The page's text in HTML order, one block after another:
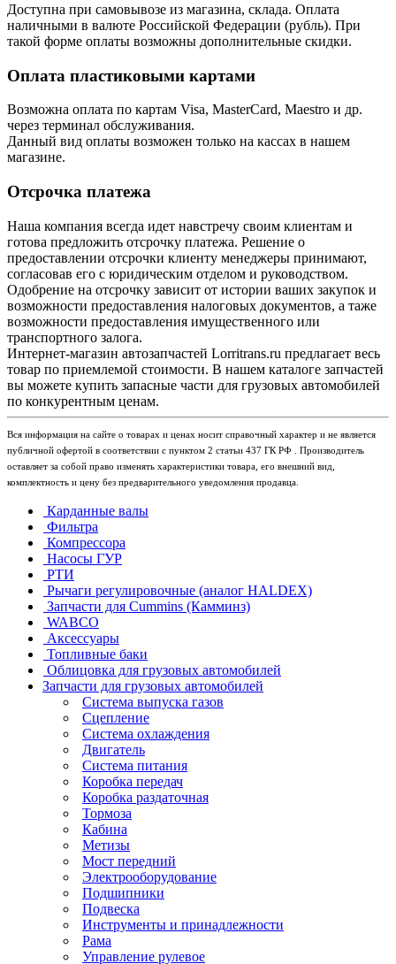
Доступна при самовывозе из магазина, склада. Оплата
наличными в валюте Российской Федерации (рубль). При
такой форме оплаты возможны дополнительные скидки.
Оплата пластиковыми картами
Возможна оплата по картам Visa, MasterCard, Maestro и др.
через терминал обслуживания.
Данный вид оплаты возможен только на кассах в нашем
магазине.
Отсрочка платежа
Наша компания всегда идет навстречу своим клиентам и
готова предложить отсрочку платежа. Решение о
предоставлении отсрочки клиенту менеджеры принимают,
согласовав его с юридическим отделом и руководством.
Одобрение на отсрочку зависит от истории ваших закупок и
возможности предоставления налоговых документов, а таже
возможности предоставления имущественного или
транспортного залога.
Интернет-магазин автозапчастей Lorritrans.ru предлагает весь
товар по приемлемой стоимости. В нашем каталоге запчастей
вы можете купить запасные части для грузовых автомобилей
по конкурентным ценам.
Вся информация на сайте о товарах и ценах носит справочный характер и не является
публичной офертой в соответствии с пунктом 2 статьи 437 ГК РФ . Производитель
оставляет за собой право изменять характеристики товара, его внешний вид,
комплектность и цену без предварительного уведомления продавца.
Карданные валы
Фильтра
Компрессора
Насосы ГУР
РТИ
Рычаги регулировочные (аналог HALDEX)
Запчасти для Cummins (Камминз)
WABCO
Аксессуары
Топливные баки
Облицовка для грузовых автомобилей
Запчасти для грузовых автомобилей
Система выпуска газов
Сцепление
Система охлаждения
Двигатель
Система питания
Коробка передач
Коробка раздаточная
Тормоза
Кабина
Метизы
Мост передний
Электрооборудование
Подшипники
Подвеска
Инструменты и принадлежности
Рама
Управление рулевое